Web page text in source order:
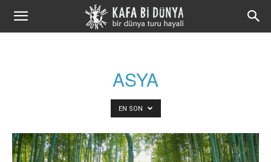
Kafa
ASYA
EN SON